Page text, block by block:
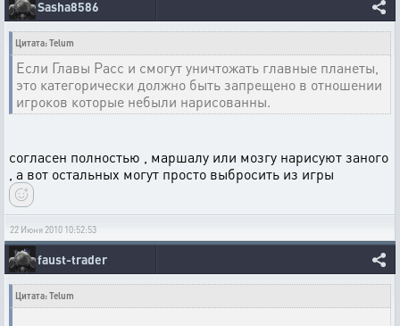
Sasha8586
Цитата: Telum
Если Главы Расс и смогут уничтожать главные планеты,
это категорически должно быть запрещено в отношении
игроков которые небыли нарисованны.
согласен полностью , маршалу или мозгу нарисуют заного
, а вот остальных могут просто выбросить из игры
22 Июня 2010 10:52:53
faust-trader
Цитата: Telum